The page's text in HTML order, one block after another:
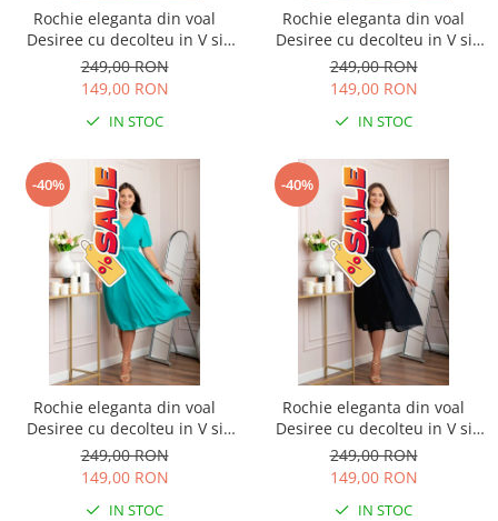
Rochie eleganta din voal
Desiree cu decolteu in V si
curea - Verde smarald
249,00 RON
149,00 RON
IN STOC
Rochie eleganta din voal
Desiree cu decolteu in V si
curea - Albastru regal
249,00 RON
149,00 RON
IN STOC
-40%
Rochie eleganta din voal
Desiree cu decolteu in V si
curea - Turcoaz aqua
249,00 RON
149,00 RON
IN STOC
-40%
Rochie eleganta din voal
Desiree cu decolteu in V si
curea - Bleumarin
249,00 RON
149,00 RON
IN STOC